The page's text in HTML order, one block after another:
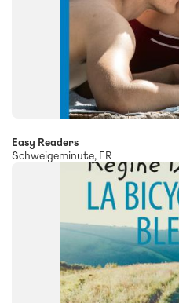
+
Easy Readers
Schweigeminute, ER
FORMAT
Flergangsbog
9788723543059